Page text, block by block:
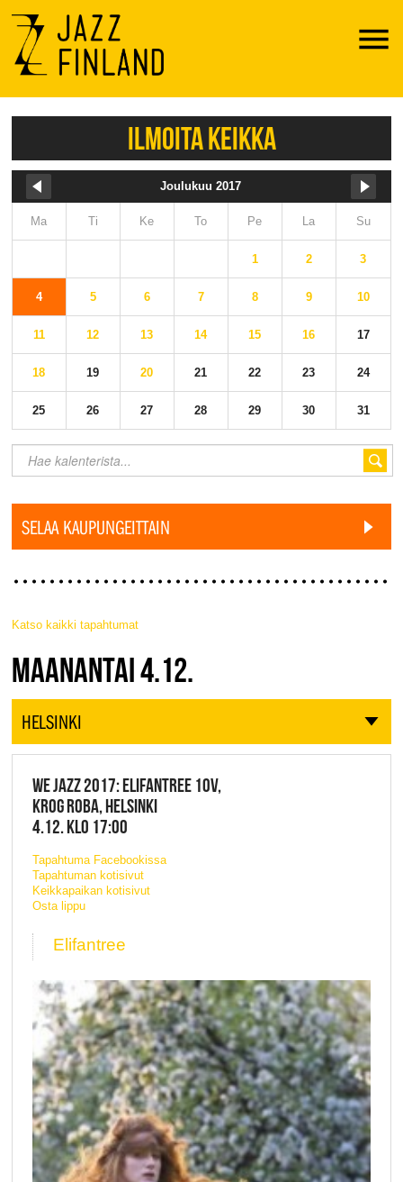
Menu
ILMOITA KEIKKA
Joulukuu 2017
Ma Ti Ke To Pe La Su
1 2 3
4 5 6 7 8 9 10
11 12 13 14 15 16 17
18 19 20 21 22 23 24
25 26 27 28 29 30 31
SELAA KAUPUNGEITTAIN
Katso kaikki tapahtumat
JAZZ FINLAND LIVE
MAANANTAI 4.12.
HELSINKI
WE JAZZ 2017: ELIFANTREE 10V,
KROG ROBA, HELSINKI
4.12. KLO 17:00
Tapahtuma Facebookissa
Tapahtuman kotisivut
Keikkapaikan kotisivut
Osta lippu
Elifantree